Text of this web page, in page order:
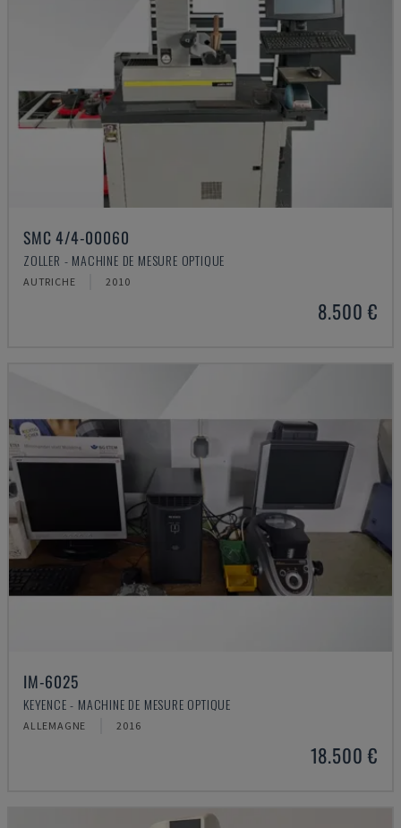
SMC 4/4-00060
ZOLLER - MACHINE DE MESURE OPTIQUE
AUTRICHE 2010
8.500 €
IM-6025
KEYENCE - MACHINE DE MESURE OPTIQUE
ALLEMAGNE 2016
18.500 €